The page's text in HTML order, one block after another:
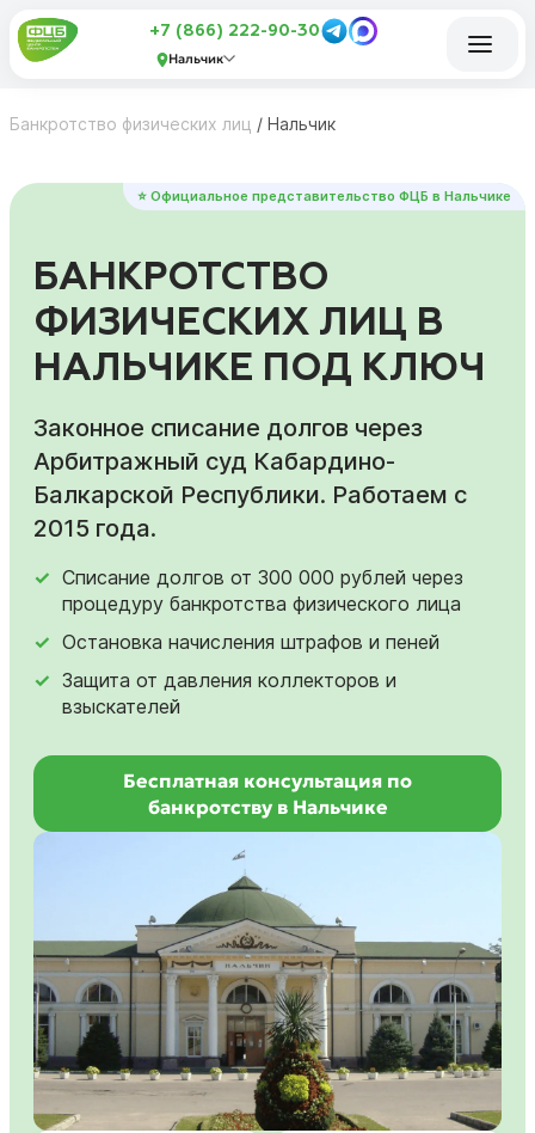
+7 (866) 222-90-30
Нальчик
Банкротство физических лиц / Нальчик
⭐ Официальное представительство ФЦБ в Нальчике
БАНКРОТСТВО
ФИЗИЧЕСКИХ ЛИЦ В
НАЛЬЧИКЕ ПОД КЛЮЧ
Законное списание долгов через
Арбитражный суд Кабардино-
Балкарской Республики. Работаем с
2015 года.
Списание долгов от 300 000 рублей через
процедуру банкротства физического лица
Остановка начисления штрафов и пеней
Защита от давления коллекторов и
взыскателей
Бесплатная консультация по
банкротству в Нальчике